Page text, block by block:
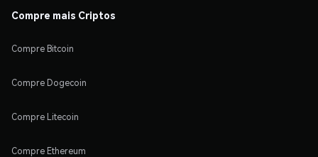
Compre mais Criptos
Compre Bitcoin
Compre Dogecoin
Compre Litecoin
Compre Ethereum